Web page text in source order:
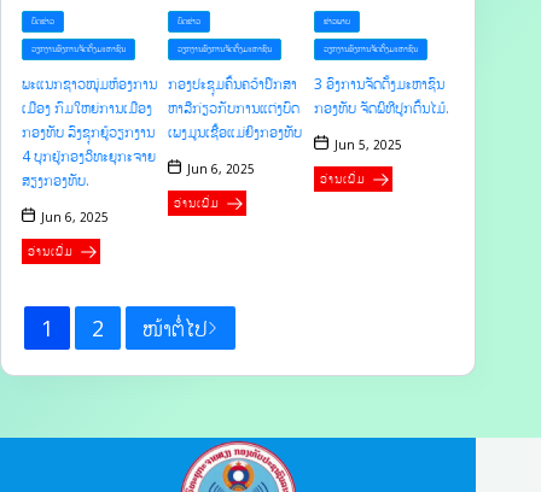
ບົດຂ່າວ
ວຽກງານອົງການຈັດຕັ້ງມະຫາຊົນ
ພະແນກຊາວໜຸ່ມຫ້ອງການ
ເມືອງ ກົມໃຫຍ່ການເມືອງ
ກອງທັບ ລົງຊຸກຍູ້ວຽກງານ
4 ບຸກຢູ່ກອງວິທະຍຸກະຈາຍ
ສຽງກອງທັບ.
Jun 6, 2025
ອ່ານເພີ່ມ
ບົດຂ່າວ
ວຽກງານອົງການຈັດຕັ້ງມະຫາຊົນ
ກອງປະຊຸມຄົ້ນຄວ້າປຶກສາ
ຫາລືກ່ຽວກັບການແຕ່ງບົດ
ເພງມູນເຊື້ອແມ່ຍິງກອງທັບ
Jun 6, 2025
ອ່ານເພີ່ມ
ຂ່າວພາບ
ວຽກງານອົງການຈັດຕັ້ງມະຫາຊົນ
3 ອົງການຈັດຕັ້ງມະຫາຊົນ
ກອງທັບ ຈັດພິທີປູກຕົ້ນໄມ້.
Jun 5, 2025
ອ່ານເພີ່ມ
1 2 ໜ້າຕໍ່ໄປ